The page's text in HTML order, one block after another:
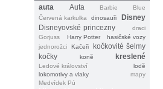
auta Auta Barbie
Blue
Červená karkulka
dinosauři
Disney
Disneyovské princezny
draci
Gorjuss
Harry Potter
hasičské vozy
jednorožci
Kačeři
kočkovité šelmy
kočky
koně kreslené
Ledové království
lodě
lokomotivy a vlaky
mapy
Medvídek Pú